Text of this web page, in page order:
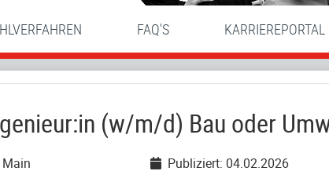
FAQ'S KARRIEREPORTAL
(w/m/d) Bau oder
Publiziert: 04.02.2026